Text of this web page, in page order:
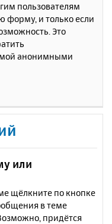
пользователям
форму, и только если
Это
анонимными
или
щёлкните по кнопке
в теме
придётся